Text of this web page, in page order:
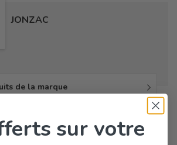
JONZAC
de la marque
sur votre